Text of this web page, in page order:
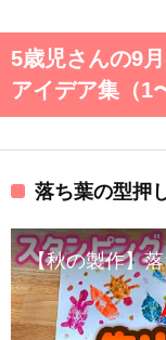
5歳児さんの9
アイデア集（1
落ち葉の型押
【秋の製作】